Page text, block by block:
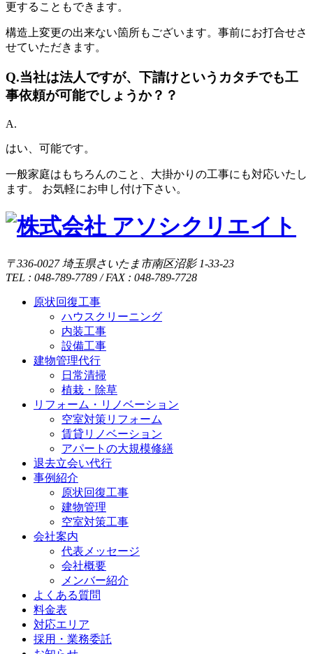
更することもできます。
構造上変更の出来ない箇所もございます。事前にお打合せさ
せていただきます。
Q.当社は法人ですが、下請けというカタチでも工
事依頼が可能でしょうか？？
A.
はい、可能です。
一般家庭はもちろんのこと、大掛かりの工事にも対応いたし
ます。 お気軽にお申し付け下さい。
〒336-0027 埼玉県さいたま市南区沼影 1-33-23
TEL : 048-789-7789 / FAX : 048-789-7728
原状回復工事
ハウスクリーニング
内装工事
設備工事
建物管理代行
日常清掃
植栽・除草
リフォーム・リノベーション
空室対策リフォーム
賃貸リノベーション
アパートの大規模修繕
退去立会い代行
事例紹介
原状回復工事
建物管理
空室対策工事
会社案内
代表メッセージ
会社概要
メンバー紹介
よくある質問
料金表
対応エリア
採用・業務委託